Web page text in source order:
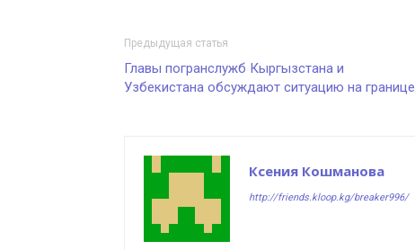
Предыдущая статья
Главы погранслужб Кыргызстана и
Узбекистана обсуждают ситуацию на границе
Ксения Кошманова
http://friends.kloop.kg/breaker996/